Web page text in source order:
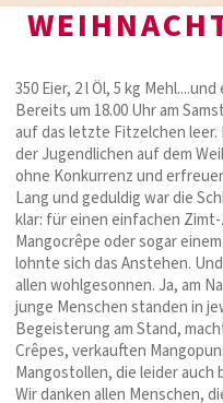
350 Eier, 2 l Öl, 5 kg
Bereits um 18.00 Uhr am
auf das letzte Fitzelchen leer.
der Jugendlichen auf dem
ohne Konkurrenz und
Lang und geduldig war die
klar: für einen einfachen
Mangocrêpe oder sogar
lohnte sich das Anstehen.
allen wohlgesonnen. Ja, am
junge Menschen standen in
Begeisterung am Stand,
Crêpes, verkauften
Mangostollen, die leider
Wir danken allen Menschen,